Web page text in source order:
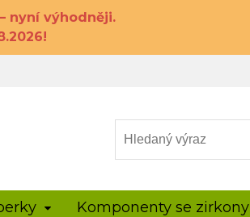
nyní výhodněji.
Komponenty se zirkony